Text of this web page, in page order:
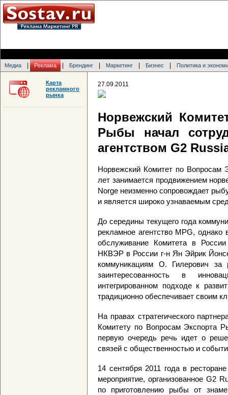
Медиа Реклама Брендинг Маркетинг Бизнес Политика и
27.09.2011
Норвежский
Рыбы начал
агентством G2
Норвежский Комитет по
лет занимается продвижением
Norge неизменно сопровождает
и является широко узнаваемым
До середины текущего года
рекламное агентство MPG, однако
обслуживание Комитета в
НКВЭР в России г-н Ян Эйрик
коммуникациям О. Гилерович за
заинтересованность в
интегрированном подходе к
традиционно обеспечивает своим
На правах стратегического
Комитету по Вопросам Экспорта
первую очередь речь идет о
связей с общественностью и
14 сентября 2011 года в
мероприятие, организованное G2
по приготовлению рыбы от
Карта
рекламного
рынка